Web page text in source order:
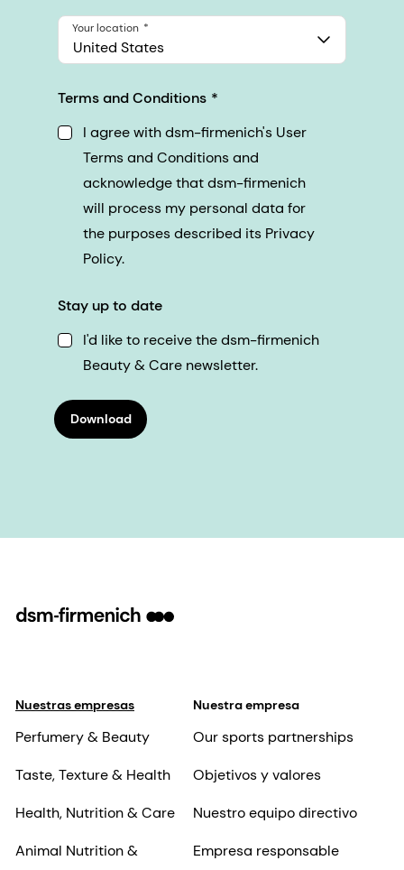
United States
Your location
Terms and Conditions
I agree with dsm-firmenich's User
Terms and Conditions and
acknowledge that dsm-firmenich
will process my personal data for
the purposes described its Privacy
Policy.
Stay up to date
I'd like to receive the dsm-firmenich
Beauty & Care newsletter.
Download
Nuestras empresas
Perfumery & Beauty
Taste, Texture & Health
Health, Nutrition & Care
Animal Nutrition &
Nuestra empresa
Our sports partnerships
Objetivos y valores
Nuestro equipo directivo
Empresa responsable